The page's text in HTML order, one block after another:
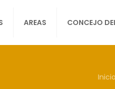
AREAS CONCEJO
Inicio